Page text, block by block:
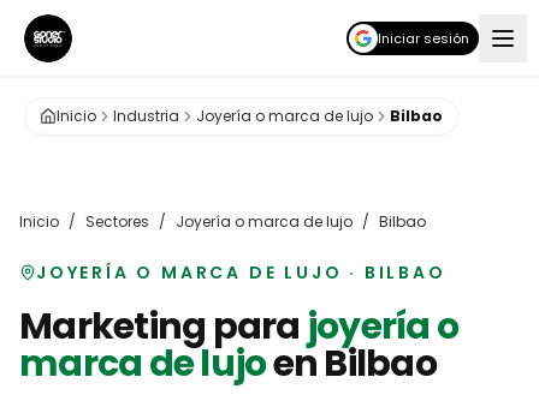
Iniciar sesión
Inicio Industria Joyería o marca de lujo Bilbao
Inicio / Sectores / Joyería o marca de lujo / Bilbao
JOYERÍA O MARCA DE LUJO · BILBAO
Marketing para joyería o
marca de lujoenBilbao